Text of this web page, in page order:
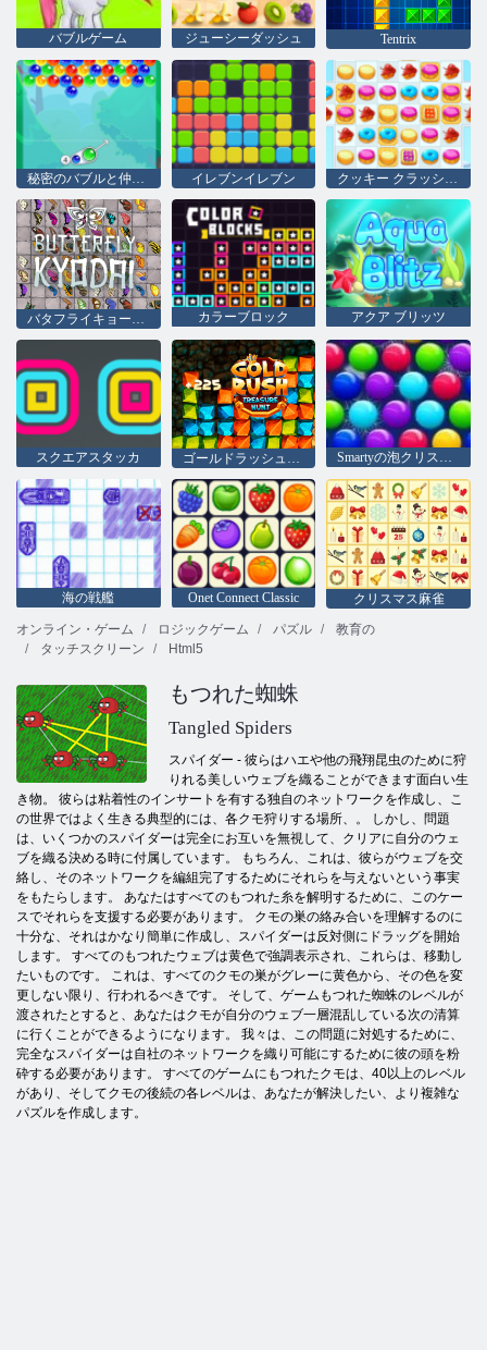
バブルゲーム ジューシーダッシュ Tentrix
秘密のバブルと仲間たち イレブンイレブン クッキー クラッシュ 2
カラーブロック アクア ブリッツ
スクエアスタッカ ゴールドラッシュの宝探し Smartyの泡クリスマス版
海の戦艦 Onet Connect Classic
クリスマス麻雀
オンライン・ゲーム
ロジックゲーム パズル
教育の
タッチスクリーン
Html5
もつれた蜘蛛
Tangled Spiders
スパイダー - 彼らはハエや他の飛翔昆虫のために狩
りれる美しいウェブを織ることができます面白い生
き物。 彼らは粘着性のインサートを有する独自のネットワークを作成し、こ
の世界ではよく生きる典型的には、各クモ狩りする場所、。 しかし、問題
は、いくつかのスパイダーは完全にお互いを無視して、クリアに自分のウェ
ブを織る決める時に付属しています。 もちろん、これは、彼らがウェブを交
絡し、そのネットワークを編組完了するためにそれらを与えないという事実
をもたらします。 あなたはすべてのもつれた糸を解明するために、このケー
スでそれらを支援する必要があります。 クモの巣の絡み合いを理解するのに
十分な、それはかなり簡単に作成し、スパイダーは反対側にドラッグを開始
します。 すべてのもつれたウェブは黄色で強調表示され、これらは、移動し
たいものです。 これは、すべてのクモの巣がグレーに黄色から、その色を変
更しない限り、行われるべきです。 そして、ゲームもつれた蜘蛛のレベルが
渡されたとすると、あなたはクモが自分のウェブ一層混乱している次の清算
に行くことができるようになります。 我々は、この問題に対処するために、
完全なスパイダーは自社のネットワークを織り可能にするために彼の頭を粉
砕する必要があります。 すべてのゲームにもつれたクモは、40以上のレベル
があり、そしてクモの後続の各レベルは、あなたが解決したい、より複雑な
パズルを作成します。